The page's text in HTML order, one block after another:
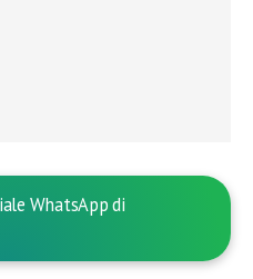
WhatsApp di